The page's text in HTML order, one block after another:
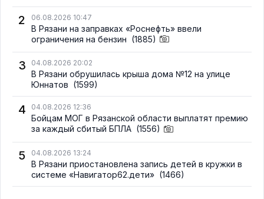
2 06.08.2026 10:47
В Рязани на заправках «Роснефть» ввели
ограничения на бензин (1885)
3 04.08.2026 20:02
В Рязани обрушилась крыша дома №12 на улице
Юннатов (1599)
4 04.08.2026 12:36
Бойцам МОГ в Рязанской области выплатят премию
за каждый сбитый БПЛА (1556)
5 04.08.2026 13:24
В Рязани приостановлена запись детей в кружки в
системе «Навигатор62.дети» (1466)